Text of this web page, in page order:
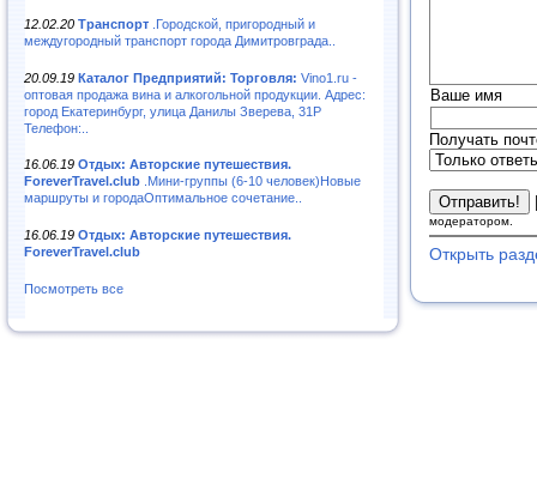
12.02.20 Транспорт .Городской, пригородный и
междугородный транспорт города Димитровграда..
20.09.19 Каталог Предприятий: Торговля: Vino1.ru -
оптовая продажа вина и алкогольной продукции. Адрес:
город Екатеринбург, улица Данилы Зверева, 31Р
Телефон:..
16.06.19 Отдых: Авторские путешествия.
ForeverTravel.club .Мини-группы (6-10 человек)Новые
маршруты и городаОптимальное сочетание..
16.06.19 Отдых: Авторские путешествия.
ForeverTravel.club
Посмотреть все
Ваше имя
Получать
модератором.
Открыть